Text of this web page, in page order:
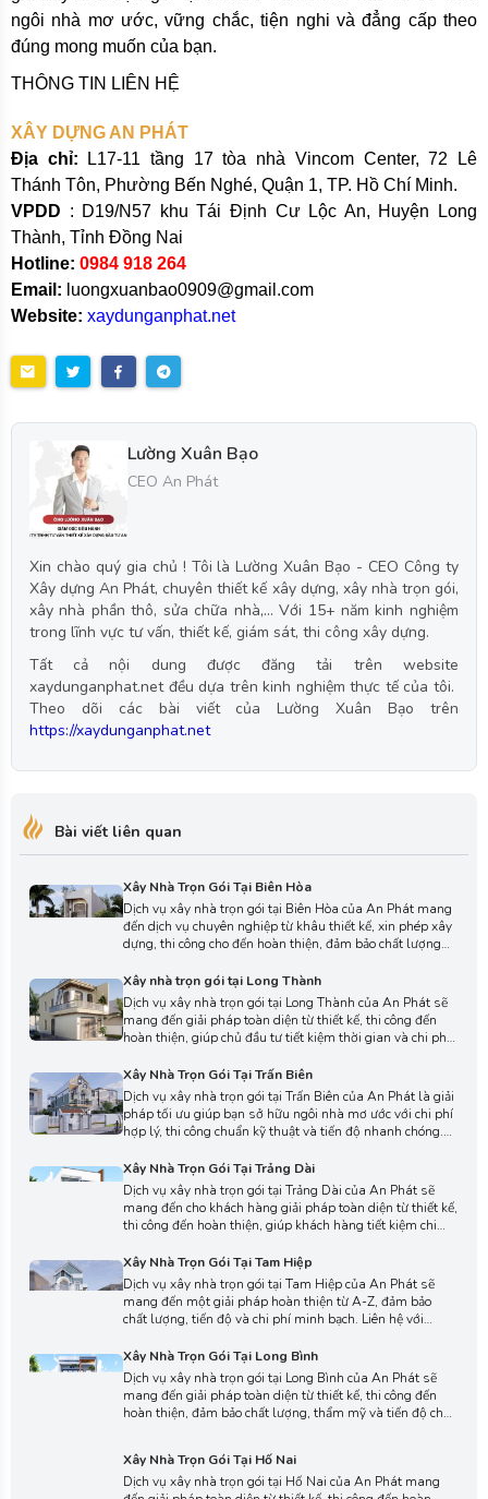
ngôi nhà mơ ước, vững chắc, tiện nghi và đẳng cấp theo
đúng mong muốn của bạn.
THÔNG TIN LIÊN HỆ
XÂY DỰNG AN PHÁT
Địa chỉ: L17-11 tầng 17 tòa nhà Vincom Center, 72 Lê
Thánh Tôn, Phường Bến Nghé, Quận 1, TP. Hồ Chí Minh.
VPDD : D19/N57 khu Tái Định Cư Lộc An, Huyện Long
Thành, Tỉnh Đồng Nai
Hotline: 0984 918 264
Email: luongxuanbao0909@gmail.com
Website: xaydunganphat.net
Lường Xuân Bạo
CEO An Phát
Xin chào quý gia chủ ! Tôi là Lường Xuân Bạo - CEO Công ty
Xây dựng An Phát, chuyên thiết kế xây dựng, xây nhà trọn gói,
xây nhà phần thô, sửa chữa nhà,... Với 15+ năm kinh nghiệm
trong lĩnh vực tư vấn, thiết kế, giám sát, thi công xây dựng.
Tất cả nội dung được đăng tải trên website
xaydunganphat.net đều dựa trên kinh nghiệm thực tế của tôi.
Theo dõi các bài viết của Lường Xuân Bạo trên
https://xaydunganphat.net
Bài viết liên quan
Xây Nhà Trọn Gói Tại Biên Hòa
Dịch vụ xây nhà trọn gói tại Biên Hòa của An Phát mang
đến dịch vụ chuyên nghiệp từ khâu thiết kế, xin phép xây
dựng, thi công cho đến hoàn thiện, đảm bảo chất lượng
vấn miễn phí và nhận báo giá chi tiết, minh bạch.
Xây nhà trọn gói tại Long Thành
Dịch vụ xây nhà trọn gói tại Long Thành của An Phát sẽ
mang đến giải pháp toàn diện từ thiết kế, thi công đến
hoàn thiện, giúp chủ đầu tư tiết kiệm thời gian và chi phí.
nghiệm dịch vụ uy tín và chất lượng hàng đầu.
Xây Nhà Trọn Gói Tại Trấn Biên
Dịch vụ xây nhà trọn gói tại Trấn Biên của An Phát là giải
pháp tối ưu giúp bạn sở hữu ngôi nhà mơ ước với chi phí
hợp lý, thi công chuẩn kỹ thuật và tiến độ nhanh chóng.
gói và nhận ưu đãi hấp dẫn hôm nay.
Xây Nhà Trọn Gói Tại Trảng Dài
Dịch vụ xây nhà trọn gói tại Trảng Dài của An Phát sẽ
mang đến cho khách hàng giải pháp toàn diện từ thiết kế,
thi công đến hoàn thiện, giúp khách hàng tiết kiệm chi
xây dựng tối ưu, đảm bảo chất lượng, thẩm mỹ và tiến độ
cho ngôi nhà mơ ước.
Xây Nhà Trọn Gói Tại Tam Hiệp
Dịch vụ xây nhà trọn gói tại Tam Hiệp của An Phát sẽ
mang đến một giải pháp hoàn thiện từ A-Z, đảm bảo
chất lượng, tiến độ và chi phí minh bạch. Liên hệ với
giá chi tiết, biến ngôi nhà mơ ước của bạn thành hiện
thực.
Xây Nhà Trọn Gói Tại Long Bình
Dịch vụ xây nhà trọn gói tại Long Bình của An Phát sẽ
mang đến giải pháp toàn diện từ thiết kế, thi công đến
hoàn thiện, đảm bảo chất lượng, thẩm mỹ và tiến độ cho
nhất hôm nay.
Xây Nhà Trọn Gói Tại Hố Nai
Dịch vụ xây nhà trọn gói tại Hố Nai của An Phát mang
đến giải pháp toàn diện từ thiết kế, thi công đến hoàn